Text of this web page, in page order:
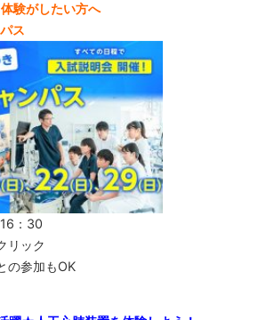
験がしたい方へ
ス
：30
リック
の参加もOK